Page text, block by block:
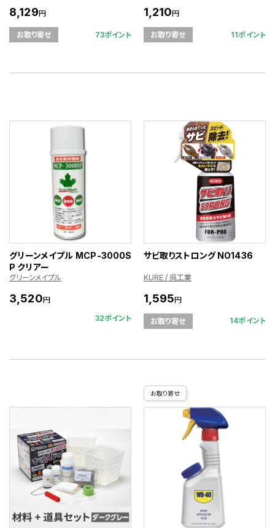
8,129円
お取り寄せ 73ポイント
1,210円
お取り寄せ 11ポイント
グリーンメイプル MCP-3000S
P クリアー
グリーンメイプル
3,520円
32ポイント
サビ取りストロング NO1436
KURE / 呉工業
1,595円
お取り寄せ 14ポイント
お取り寄せ